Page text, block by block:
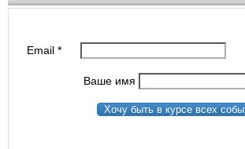
Email*
Ваше имя
Хочу быть в курсе всех